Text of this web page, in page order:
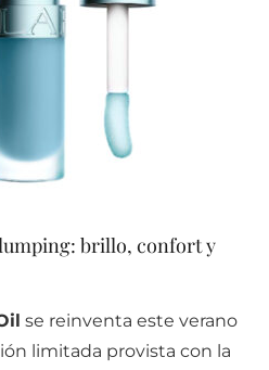
brillo, confort y
se reinventa este verano
limitada provista con la